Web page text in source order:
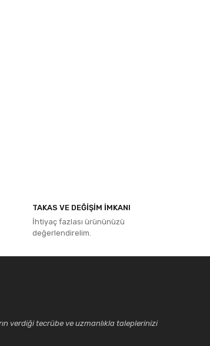
TAKAS VE DEĞİŞİM İMKANI
İhtiyaç fazlası ürününüzü
değerlendirelim.
verdiği tecrübe ve uzmanlıkla taleplerinizi